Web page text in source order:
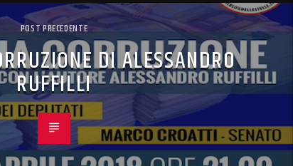
POST PRECEDENTE
DI ALESSANDRO
RUFFILLI